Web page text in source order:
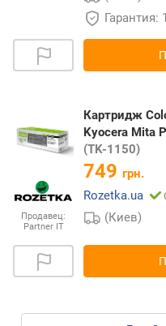
Гарантия:
Продавец:
Partner IT
Картридж
Kyocera Mita
(TK-1150)
749 грн.
Rozetka.ua
(Киев)